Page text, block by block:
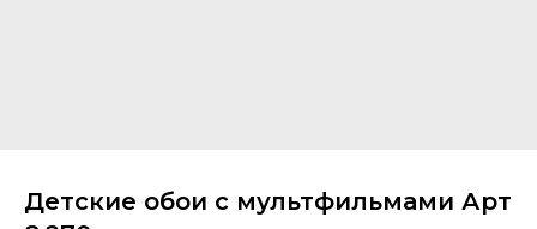
Детские обои с мультфильмами Арт